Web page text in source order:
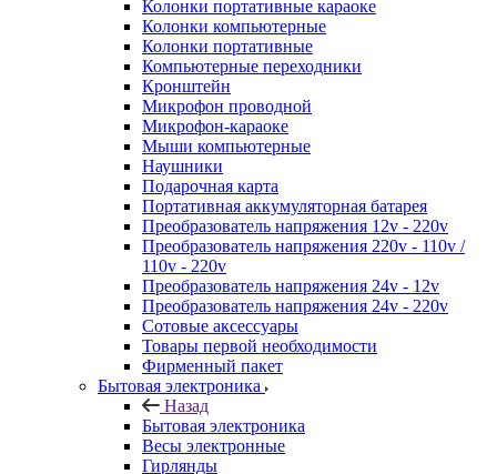
Колонки портативные караоке
Колонки компьютерные
Колонки портативные
Компьютерные переходники
Кронштейн
Микрофон проводной
Микрофон-караоке
Мыши компьютерные
Наушники
Подарочная карта
Портативная аккумуляторная батарея
Преобразователь напряжения 12v - 220v
Преобразователь напряжения 220v - 110v /
110v - 220v
Преобразователь напряжения 24v - 12v
Преобразователь напряжения 24v - 220v
Сотовые аксессуары
Товары первой необходимости
Фирменный пакет
Бытовая электроника
Назад
Бытовая электроника
Весы электронные
Гирлянды